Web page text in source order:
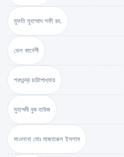
মুফতি মুহাম্মাদ শফী রহ.
ডেল কার্নেগী
শরৎচন্দ্র চট্টোপাধ্যায়
মুহাম্মদী বুক হাউজ
মাওলানা মোঃ মাজহারুল ইসলাম